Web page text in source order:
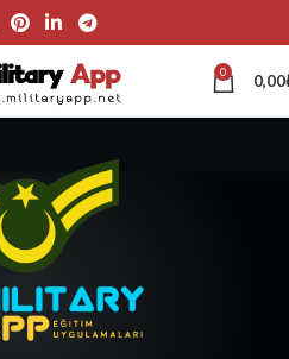
0 0,00